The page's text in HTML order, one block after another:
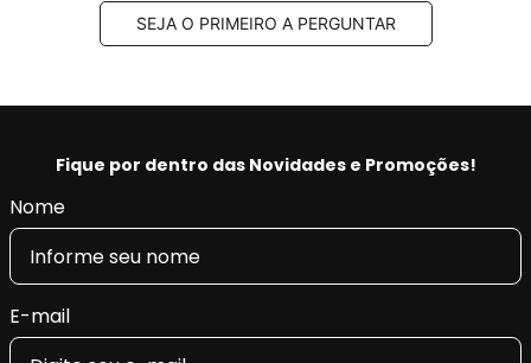
SEJA O PRIMEIRO A PERGUNTAR
Fique por dentro das Novidades e Promoções!
Nome
E-mail